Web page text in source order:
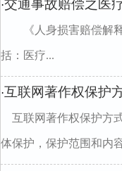
·交通事故赔偿之医
《人身损害赔偿解
括：医疗...
·互联网著作权保护
互联网著作权保护方
体保护，保护范围和内